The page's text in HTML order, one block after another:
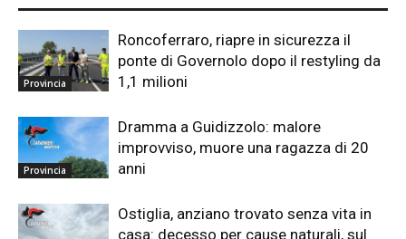
Provincia
Roncoferraro, riapre in sicurezza il
ponte di Governolo dopo il restyling da
1,1 milioni
Provincia
Dramma a Guidizzolo: malore
improvviso, muore una ragazza di 20
anni
Ostiglia, anziano trovato senza vita in
casa: decesso per cause naturali, sul